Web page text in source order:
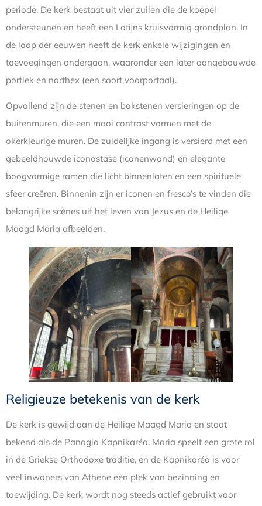
periode. De kerk bestaat uit vier zuilen die de koepel
ondersteunen en heeft een Latijns kruisvormig grondplan. In
de loop der eeuwen heeft de kerk enkele wijzigingen en
toevoegingen ondergaan, waaronder een later aangebouwde
portiek en narthex (een soort voorportaal).
Opvallend zijn de stenen en bakstenen versieringen op de
buitenmuren, die een mooi contrast vormen met de
okerkleurige muren. De zuidelijke ingang is versierd met een
gebeeldhouwde iconostase (iconenwand) en elegante
boogvormige ramen die licht binnenlaten en een spirituele
sfeer creëren. Binnenin zijn er iconen en fresco’s te vinden die
belangrijke scènes uit het leven van Jezus en de Heilige
Maagd Maria afbeelden.
Religieuze betekenis van de kerk
De kerk is gewijd aan de Heilige Maagd Maria en staat
bekend als de Panagia Kapnikaréa. Maria speelt een grote rol
in de Griekse Orthodoxe traditie, en de Kapnikaréa is voor
veel inwoners van Athene een plek van bezinning en
toewijding. De kerk wordt nog steeds actief gebruikt voor